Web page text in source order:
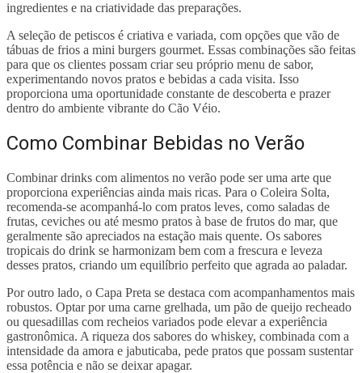
ingredientes e na criatividade das preparações.
A seleção de petiscos é criativa e variada, com opções que vão de
tábuas de frios a mini burgers gourmet. Essas combinações são feitas
para que os clientes possam criar seu próprio menu de sabor,
experimentando novos pratos e bebidas a cada visita. Isso
proporciona uma oportunidade constante de descoberta e prazer
dentro do ambiente vibrante do Cão Véio.
Como Combinar Bebidas no Verão
Combinar drinks com alimentos no verão pode ser uma arte que
proporciona experiências ainda mais ricas. Para o Coleira Solta,
recomenda-se acompanhá-lo com pratos leves, como saladas de
frutas, ceviches ou até mesmo pratos à base de frutos do mar, que
geralmente são apreciados na estação mais quente. Os sabores
tropicais do drink se harmonizam bem com a frescura e leveza
desses pratos, criando um equilíbrio perfeito que agrada ao paladar.
Por outro lado, o Capa Preta se destaca com acompanhamentos mais
robustos. Optar por uma carne grelhada, um pão de queijo recheado
ou quesadillas com recheios variados pode elevar a experiência
gastronômica. A riqueza dos sabores do whiskey, combinada com a
intensidade da amora e jabuticaba, pede pratos que possam sustentar
essa potência e não se deixar apagar.